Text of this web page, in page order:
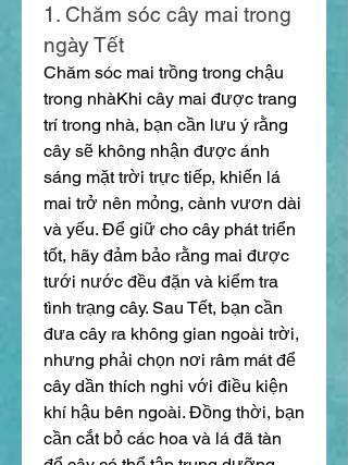
1. Chăm sóc cây mai trong
ngày Tết
Chăm sóc mai trồng trong chậu
trong nhàKhi cây mai được trang
trí trong nhà, bạn cần lưu ý rằng
cây sẽ không nhận được ánh
sáng mặt trời trực tiếp, khiến lá
mai trở nên mỏng, cành vươn dài
và yếu. Để giữ cho cây phát triển
tốt, hãy đảm bảo rằng mai được
tưới nước đều đặn và kiểm tra
tình trạng cây. Sau Tết, bạn cần
đưa cây ra không gian ngoài trời,
nhưng phải chọn nơi râm mát để
cây dần thích nghi với điều kiện
khí hậu bên ngoài. Đồng thời, bạn
cần cắt bỏ các hoa và lá đã tàn